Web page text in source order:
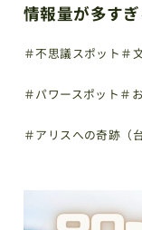
情報量が多す
＃不思議スポット ＃
＃パワースポット ＃
＃アリスへの奇跡（